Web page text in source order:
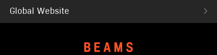
Global Website